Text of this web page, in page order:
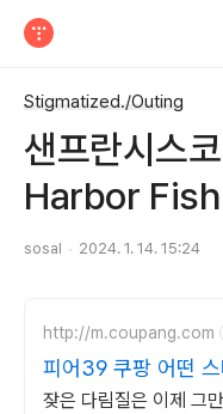
Stigmatized./Outing
샌프란시스
Harbor
sosal 2024. 1. 14. 15:24
http://m.coupang.com
피어39 쿠팡 어떤 스
잦은 다림질은 이제 그